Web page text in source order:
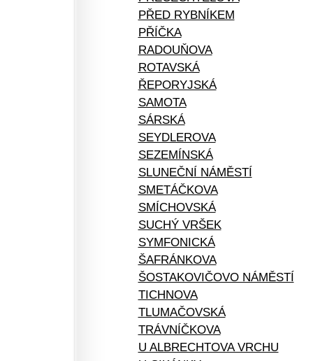
PŘED RYBNÍKEM
PŘÍČKA
RADOUŇOVA
ROTAVSKÁ
ŘEPORYJSKÁ
SAMOTA
SÁRSKÁ
SEYDLEROVA
SEZEMÍNSKÁ
SLUNEČNÍ NÁMĚSTÍ
SMETÁČKOVA
SMÍCHOVSKÁ
SUCHÝ VRŠEK
SYMFONICKÁ
ŠAFRÁNKOVA
ŠOSTAKOVIČOVO NÁMĚSTÍ
TICHNOVA
TLUMAČOVSKÁ
TRÁVNÍČKOVA
U ALBRECHTOVA VRCHU